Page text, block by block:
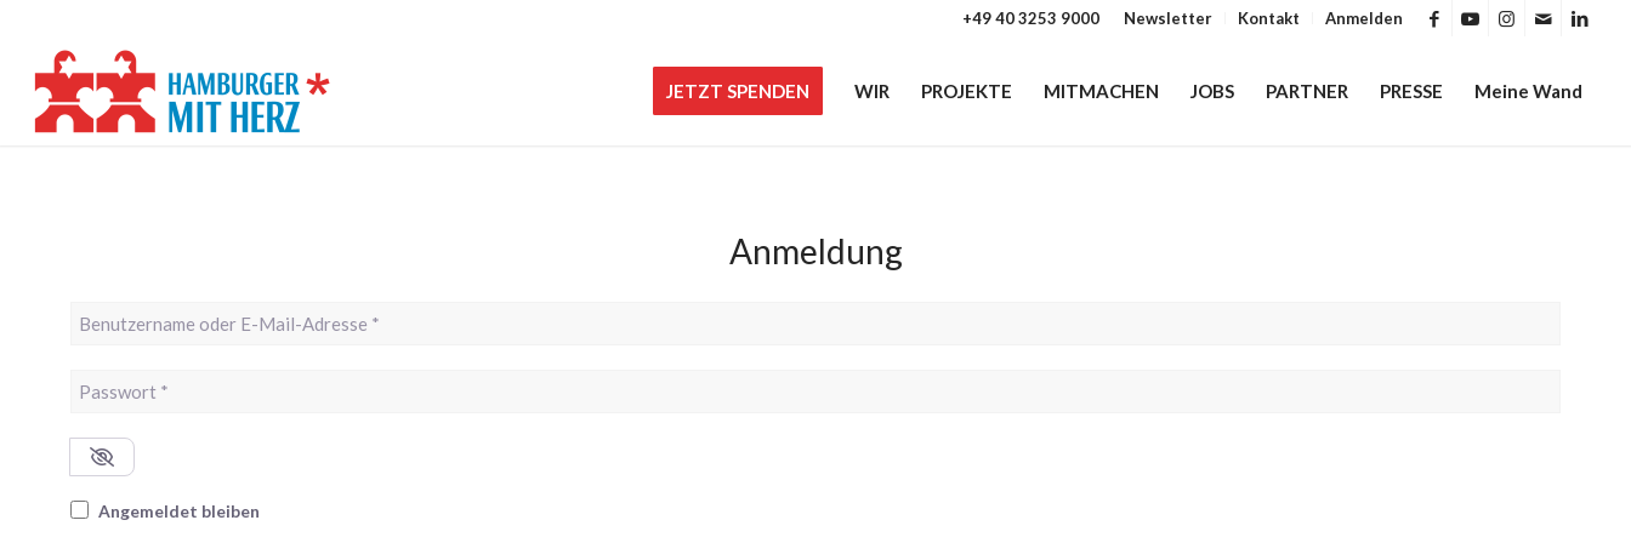
Newsletter Kontakt Anmelden
+49 40 3253 9000
JETZT SPENDEN WIR PROJEKTE MITMACHEN JOBS PARTNER PRESSE Meine Wand
Anmeldung
Benutzername oder E-Mail-Adresse
Passwort *
Angemeldet bleiben